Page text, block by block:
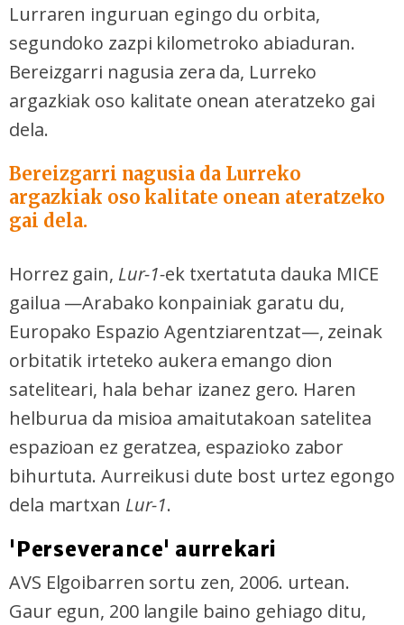
Lurraren inguruan egingo du orbita,
segundoko zazpi kilometroko abiaduran.
Bereizgarri nagusia zera da, Lurreko
argazkiak oso kalitate onean ateratzeko gai
dela.
Bereizgarri nagusia da Lurreko
argazkiak oso kalitate onean ateratzeko
gai dela.
Horrez gain, Lur-1-ek txertatuta dauka MICE
gailua —Arabako konpainiak garatu du,
Europako Espazio Agentziarentzat—, zeinak
orbitatik irteteko aukera emango dion
sateliteari, hala behar izanez gero. Haren
helburua da misioa amaitutakoan satelitea
espazioan ez geratzea, espazioko zabor
bihurtuta. Aurreikusi dute bost urtez egongo
dela martxan Lur-1.
'Perseverance' aurrekari
AVS Elgoibarren sortu zen, 2006. urtean.
Gaur egun, 200 langile baino gehiago ditu,